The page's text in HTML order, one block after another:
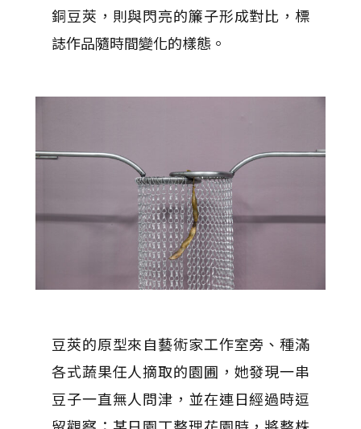
銅豆莢，則與閃亮的簾子形成對比，標
誌作品隨時間變化的樣態。
豆莢的原型來自藝術家工作室旁、種滿
各式蔬果任人摘取的園圃，她發現一串
豆子一直無人問津，並在連日經過時逗